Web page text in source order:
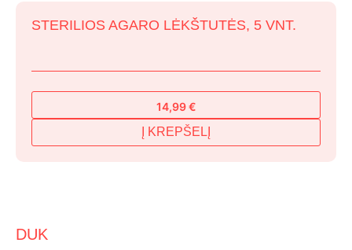
STERILIOS AGARO LĖKŠTUTĖS, 5 VNT.
14,99€
Į KREPŠELĮ
DUK